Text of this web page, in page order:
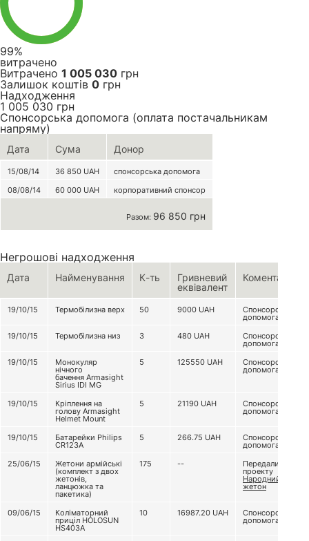
99%
витрачено
Витрачено 1 005 030 грн
Залишок коштів 0 грн
Надходження
1 005 030 грн
Спонсорська допомога (оплата постачальникам
напряму)
Дата Сума Донор
15/08/14 36 850 UAH
спонсорська допомога
08/08/14
60 000 UAH корпоративний спонсор
Разом: 96 850 грн
Негрошові надходження
Дата Найменування К-ть
Гривневий
еквівалент
Коментар
19/10/15 Термобілизна верх 50 9000 UAH Спонсорська
допомога
19/10/15
Термобілизна низ 3 480 UAH Спонсорська
допомога
19/10/15
Монокуляр
нічного
бачення Armasight
Sirius IDI MG
5 125550 UAH Спонсорська
допомога
19/10/15 Кріплення на
голову Armasight
Helmet Mount
5 21190 UAH Спонсорська
допомога
19/10/15 Батарейки Philips
CR123А
5 266.75 UAH Спонсорська
допомога
25/06/15
Жетони армійські
(комплект з двох
жетонів,
ланцюжка та
пакетика)
175 -- Передали з
проекту
Народний
жетон
09/06/15 Коліматорний
приціл HOLOSUN
HS403A
10 16987.20 UAH Спонсорська
допомога